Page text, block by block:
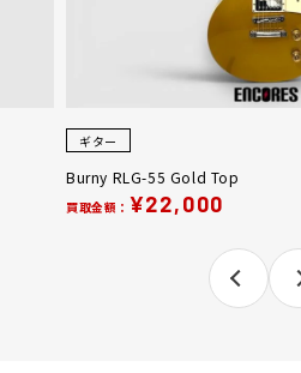
ギター
Burny RLG-55 Gold Top
買取金額： ¥22,000